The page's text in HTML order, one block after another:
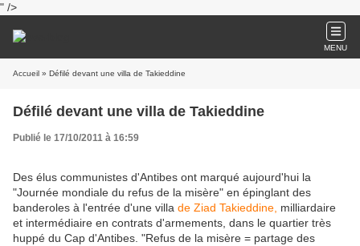
" />
MENU
Accueil » Défilé devant une villa de Takieddine
Défilé devant une villa de Takieddine
Publié le 17/10/2011 à 16:59
Des élus communistes d'Antibes ont marqué aujourd'hui la
"Journée mondiale du refus de la misère" en épinglant des
banderoles à l'entrée d'une villa de Ziad Takieddine, milliardaire
et intermédiaire en contrats d'armements, dans le quartier très
huppé du Cap d'Antibes. "Refus de la misère = partage des